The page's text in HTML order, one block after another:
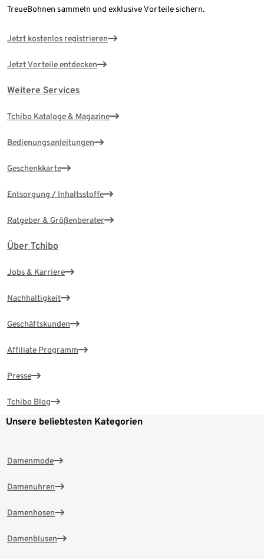
TreueBohnen sammeln und exklusive Vorteile sichern.
Jetzt kostenlos registrieren
Jetzt Vorteile entdecken
Weitere Services
Tchibo Kataloge & Magazine
Bedienungsanleitungen
Geschenkkarte
Entsorgung / Inhaltsstoffe
Ratgeber & Größenberater
Über Tchibo
Jobs & Karriere
Nachhaltigkeit
Geschäftskunden
Affiliate Programm
Presse
Tchibo Blog
Unsere beliebtesten Kategorien
Damenmode
Damenuhren
Damenhosen
Damenblusen